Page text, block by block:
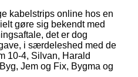
kabelstrips online hos en
gøre sig bekendt med
det er dog
i særdeleshed med de
10-4, Silvan, Harald
Jem og Fix, Bygma og